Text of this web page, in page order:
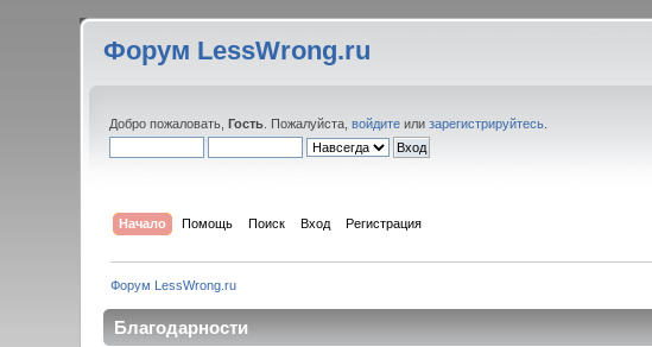
Форум LessWrong.ru
Добро пожаловать,Гость . Пожалуйста,войдите илизарегистрируйтесь
Начало Помощь Поиск Вход Регистрация
Форум LessWrong.ru
Благодарности